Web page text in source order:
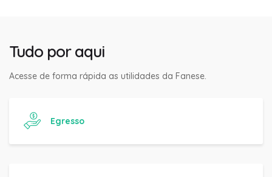
Tudo por aqui
Acesse de forma rápida as utilidades da Fanese.
Egresso